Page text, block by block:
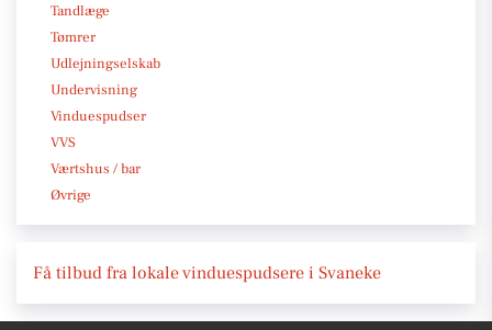
Tandlæge
Tømrer
Udlejningselskab
Undervisning
Vinduespudser
VVS
Værtshus / bar
Øvrige
Få tilbud fra lokale vinduespudsere i Svaneke